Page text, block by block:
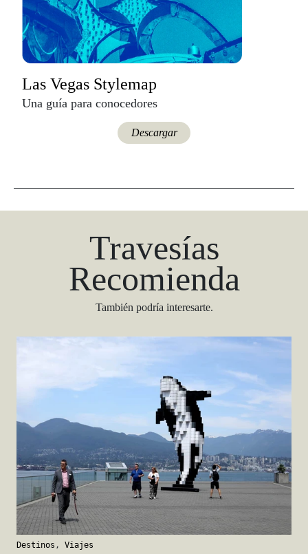
Las Vegas Stylemap
Una guía para conocedores
Descargar
Travesías
Recomienda
También podría interesarte.
Destinos , Viajes